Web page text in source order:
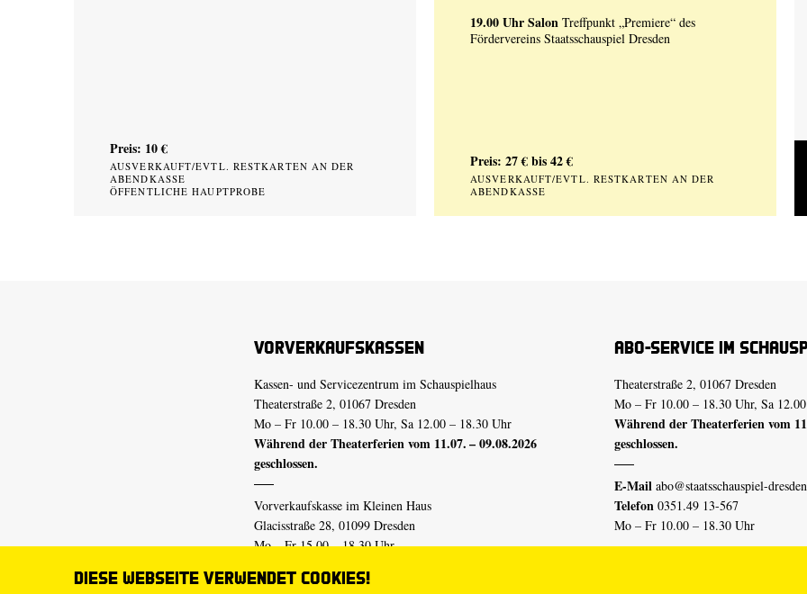
Diese Webseite verwendet Cookies!
Preis: 10 €
AUSVERKAUFT/EVTL. RESTKARTEN AN DER
ABENDKASSE
ÖFFENTLICHE HAUPTPROBE
19.00 UhrSalon Treffpunkt „Premiere“ des
Fördervereins Staatsschauspiel Dresden
Preis: 27 € bis 42 €
AUSVERKAUFT/EVTL. RESTKARTEN AN DER
ABENDKASSE
Vorverkaufskassen
Kassen- und Servicezentrum im Schauspielhaus
Theaterstraße 2, 01067 Dresden
Mo – Fr 10.00 – 18.30 Uhr, Sa 12.00 – 18.30 Uhr
Während der Theaterferien vom 11.07. – 09.08.2026
geschlossen.
Vorverkaufskasse im Kleinen Haus
Glacisstraße 28, 01099 Dresden
Mo – Fr 15.00 – 18.30 Uhr
geschlossen.
Abo-Service im
Theaterstraße 2, 01067 Dresden
Mo – Fr 10.00 – 18.30 Uhr, Sa
Während der Theaterferien vom
geschlossen.
E-Mail abo@staatsschauspiel-
Telefon 0351.49 13-567
Mo – Fr 10.00 – 18.30 Uhr